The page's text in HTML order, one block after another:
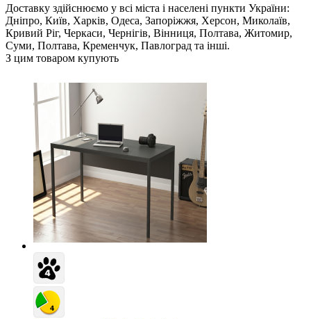
Доставку здійснюємо у всі міста і населені пункти України:
Дніпро, Київ, Харків, Одеса, Запоріжжя, Херсон, Миколаїв,
Кривий Ріг, Черкаси, Чернігів, Вінниця, Полтава, Житомир,
Суми, Полтава, Кременчук, Павлоград та інші.
З цим товаром купують